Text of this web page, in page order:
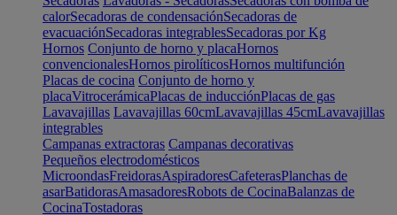
calorSecadoras de condensaciónSecadoras de
evacuaciónSecadoras integrablesSecadoras por Kg
Hornos Conjunto de horno y placaHornos
convencionalesHornos pirolíticosHornos multifunción
Placas de cocina Conjunto de horno y
placaVitrocerámicaPlacas de inducciónPlacas de gas
Lavavajillas Lavavajillas 60cmLavavajillas 45cmLavavajillas
integrables
Campanas extractoras Campanas decorativas
Pequeños electrodomésticos
MicroondasFreidorasAspiradoresCafeterasPlanchas de
asarBatidorasAmasadoresRobots de CocinaBalanzas de
CocinaTostadoras